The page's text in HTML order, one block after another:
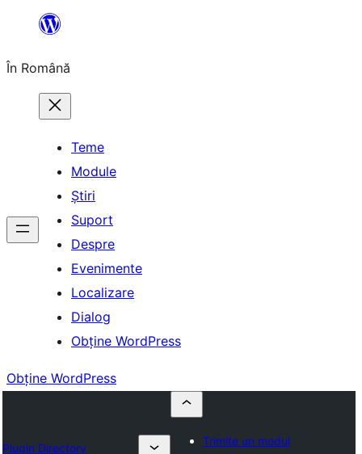
conținut
În Română
Teme
Module
Știri
Suport
Despre
Evenimente
Localizare
Dialog
Obține WordPress
Obține WordPress
Plugin Directory
Trimite un modul